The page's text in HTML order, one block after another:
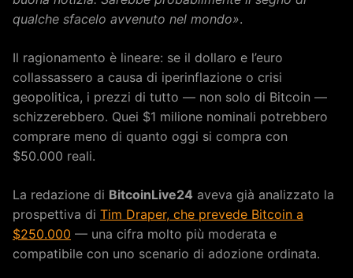
qualche sfacelo avvenuto nel mondo».
Il ragionamento è lineare: se il dollaro e l’euro
collassassero a causa di iperinflazione o crisi
geopolitica, i prezzi di tutto — non solo di Bitcoin —
schizzerebbero. Quei $1 milione nominali potrebbero
comprare meno di quanto oggi si compra con
$50.000 reali.
La redazione di BitcoinLive24 aveva già analizzato la
prospettiva di Tim Draper, che prevede Bitcoin a
$250.000 — una cifra molto più moderata e
compatibile con uno scenario di adozione ordinata.